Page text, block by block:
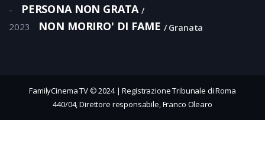
- PERSONA NON GRATA
2023 NON MORIRO' DI FAME Granata
FamilyCinema TV © 2024 | Registrazione Tribunale di Roma
440/04, Direttore responsabile, Franco Olearo